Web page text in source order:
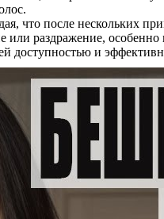
что после нескольких
раздражение,
доступностью и